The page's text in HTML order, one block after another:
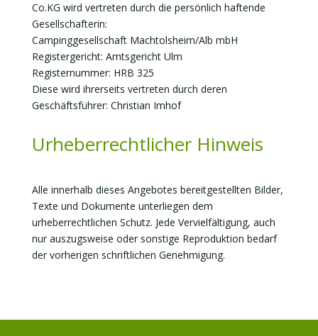
Co.KG wird vertreten durch die persönlich haftende
Gesellschafterin:
Campinggesellschaft Machtolsheim/Alb mbH
Registergericht: Amtsgericht Ulm
Registernummer: HRB 325
Diese wird ihrerseits vertreten durch deren
Geschäftsführer: Christian Imhof
Urheberrechtlicher Hinweis
Alle innerhalb dieses Angebotes bereitgestellten Bilder,
Texte und Dokumente unterliegen dem
urheberrechtlichen Schutz. Jede Vervielfältigung, auch
nur auszugsweise oder sonstige Reproduktion bedarf
der vorherigen schriftlichen Genehmigung.